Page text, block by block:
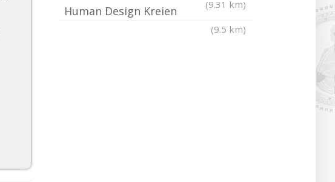
(9.31 km)
Human Design Kreien
(9.5 km)